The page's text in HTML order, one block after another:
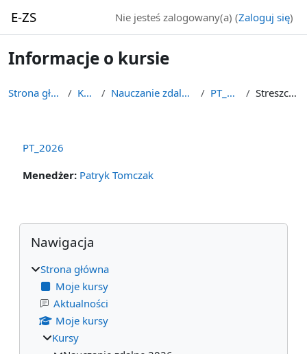
E-ZS Nie jesteś zalogowany(a) (Zaloguj się)
Informacje o kursie
Strona główna Kursy Nauczanie zdalne 2026 PT_2026 Streszczenie
PT_2026
Menedżer: Patryk Tomczak
Bloki
Pomiń Nawigacja
Nawigacja
Strona główna
Moje kursy
Aktualności
Moje kursy
Kursy